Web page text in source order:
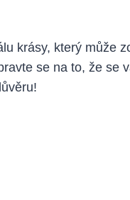
krásy, který může
se na to, že se